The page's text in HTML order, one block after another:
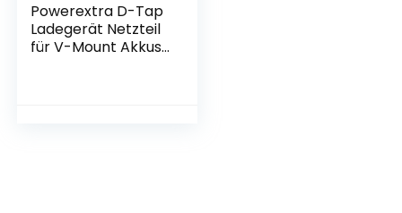
Powerextra D-Tap
Ladegerät Netzteil
für V-Mount Akkus